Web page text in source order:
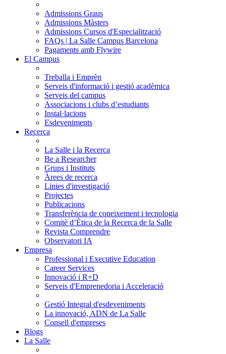
Admissions Graus
Admissions Màsters
Admissions Cursos d'Especialització
FAQs | La Salle Campus Barcelona
Pagaments amb Flywire
El Campus
Treballa i Emprèn
Serveis d'informació i gestió acadèmica
Serveis del campus
Associacions i clubs d’estudiants
Instal·lacions
Esdeveniments
Recerca
La Salle i la Recerca
Be a Researcher
Grups i Instituts
Àrees de recerca
Linies d'investigació
Projectes
Publicacions
Transferència de coneixement i tecnologia
Comitè d’Ètica de la Recerca de la Salle
Revista Comprendre
Observatori IA
Empresa
Professional i Executive Education
Career Services
Innovació i R+D
Serveis d'Emprenedoria i Acceleració
Gestió Integral d'esdeveniments
La innovació, ADN de La Salle
Consell d'empreses
Blogs
La Salle